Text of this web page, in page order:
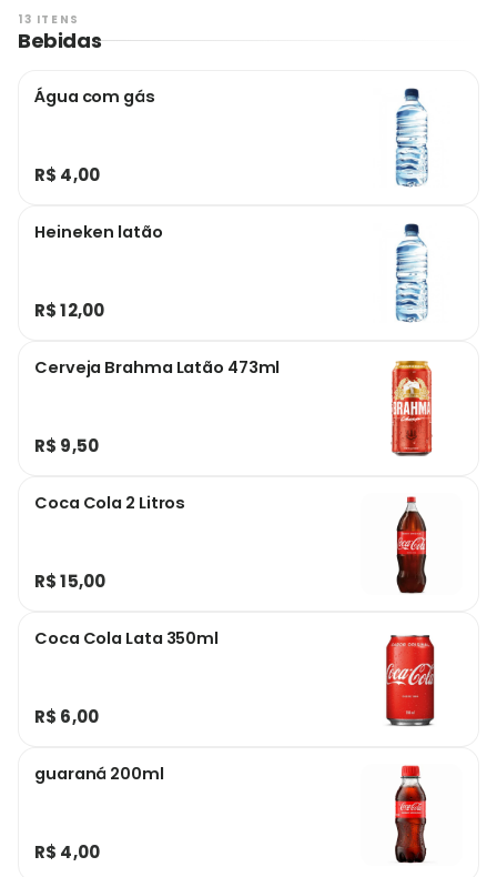
13 ITENS
Bebidas
Água com gás
R$ 4,00
Heineken latão
R$ 12,00
Cerveja Brahma Latão 473ml
R$ 9,50
Coca Cola 2 Litros
R$ 15,00
Coca Cola Lata 350ml
R$ 6,00
guaraná 200ml
R$ 4,00